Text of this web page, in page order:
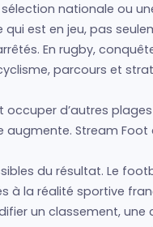
nationale ou
est en jeu, pas
En rugby,
parcours et
d’autres
Stream
du résultat. Le
à la réalité sportive
un classement, une